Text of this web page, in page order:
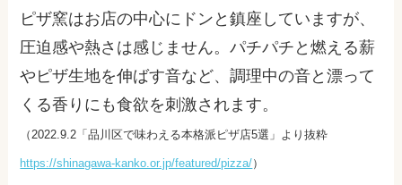
ピザ窯はお店の中心にドンと鎮座していますが、
圧迫感や熱さは感じません。パチパチと燃える薪
やピザ生地を伸ばす音など、調理中の音と漂って
くる香りにも食欲を刺激されます。
（2022.9.2「品川区で味わえる本格派ピザ店5選」より抜粋
https://shinagawa-kanko.or.jp/featured/pizza/）